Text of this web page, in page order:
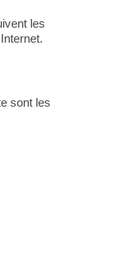
les
sont les